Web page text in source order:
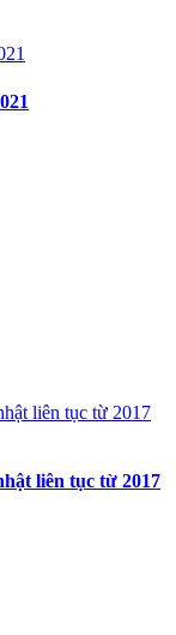
liên tục từ 2017